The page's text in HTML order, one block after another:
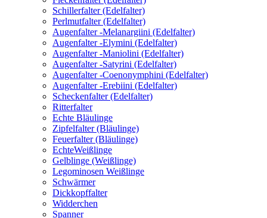
Schillerfalter (Edelfalter)
Perlmutfalter (Edelfalter)
Augenfalter -Melanargiini (Edelfalter)
Augenfalter -Elymini (Edelfalter)
Augenfalter -Maniolini (Edelfalter)
Augenfalter -Satyrini (Edelfalter)
Augenfalter -Coenonymphini (Edelfalter)
Augenfalter -Erebiini (Edelfalter)
Scheckenfalter (Edelfalter)
Ritterfalter
Echte Bläulinge
Zipfelfalter (Bläulinge)
Feuerfalter (Bläulinge)
EchteWeißlinge
Gelblinge (Weißlinge)
Legominosen Weißlinge
Schwärmer
Dickkopffalter
Widderchen
Spanner